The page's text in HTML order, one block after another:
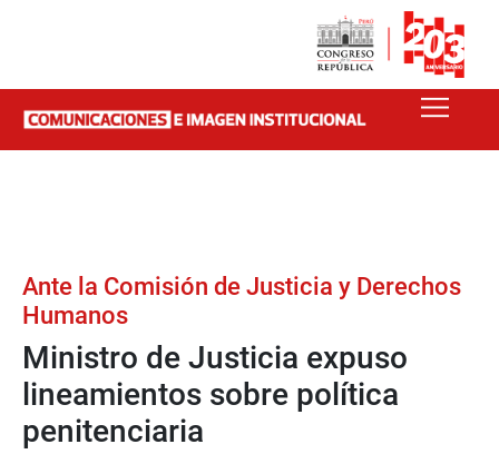
Ante la Comisión de Justicia y Derechos
Humanos
Ministro de Justicia expuso
lineamientos sobre política
penitenciaria